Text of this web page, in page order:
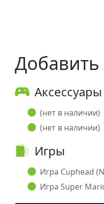
Добавить
Аксессуары
(нет в наличии)
(нет в наличии)
Игры
Игра Cuphead
Игра Super